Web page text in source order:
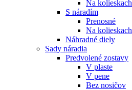
Na kolieskach
S náradím
Prenosné
Na kolieskach
Náhradné diely
Sady náradia
Predvolené zostavy
V plaste
V pene
Bez nosičov